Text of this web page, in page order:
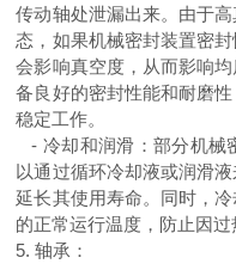
传动轴处泄漏出来。由于
态，如果机械密封装置密
会影响真空度，从而影响
备良好的密封性能和耐磨
稳定工作。
- 冷却和润滑：部分机械
以通过循环冷却液或润滑
延长其使用寿命。同时，
的正常运行温度，防止因过
5.轴承：